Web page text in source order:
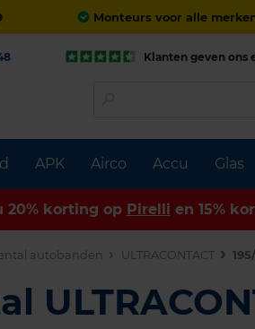
Monteurs voor alle
APK Airco Accu Glas
Klanten geven ons
20% korting op Pirelli en 15%
autobanden ULTRACONTACT